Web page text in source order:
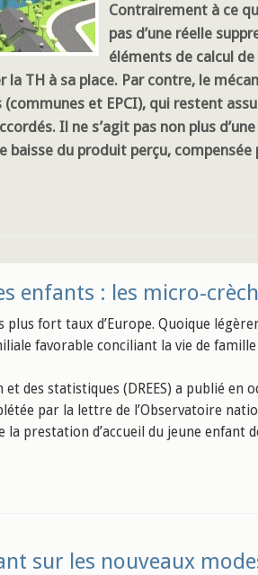
Contrairement à ce
pas d’une réelle
éléments de calcul
la TH à sa place. Par contre, le
et EPCI), qui restent
Il ne s’agit pas non plus
du produit perçu, compensée
enfants : les micro-
fort taux d’Europe. Quoique
favorable conciliant la vie de famille
des statistiques (DREES) a publié en
par la lettre de l’Observatoire
prestation d’accueil du jeune enfant
sur les nouveaux